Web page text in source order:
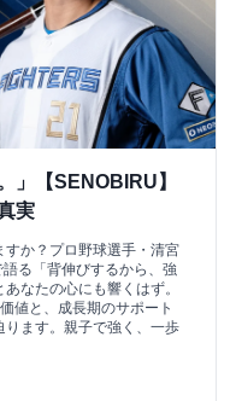
」【SENOBIRU】
実
すか？プロ野球選手・清宮
る「背伸びするから、強
なたの心にも響くはず。
値と、成長期のサポート
ます。親子で強く、一歩